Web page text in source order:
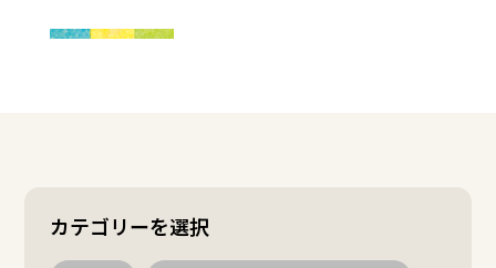
カテゴリーを選択